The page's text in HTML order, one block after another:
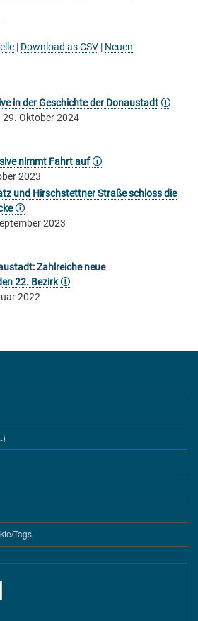
| Download as CSV | Neuen
in der Geschichte der Donaustadt🛈
29. Oktober 2024
nimmt Fahrt auf🛈
2023
und Hirschstettner Straße schloss die
🛈
2023
Zahlreiche neue
22. Bezirk🛈
2022
Tags